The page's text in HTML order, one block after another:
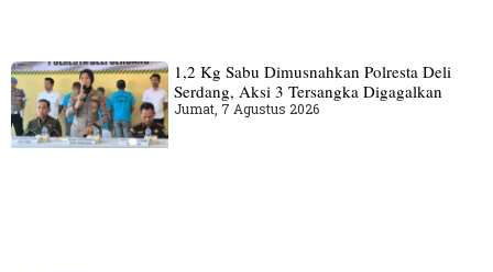
1,2 Kg Sabu Dimusnahkan Polresta Deli
Serdang, Aksi 3 Tersangka Digagalkan
Jumat, 7 Agustus 2026